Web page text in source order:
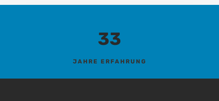
33
JAHRE ERFAHRUNG